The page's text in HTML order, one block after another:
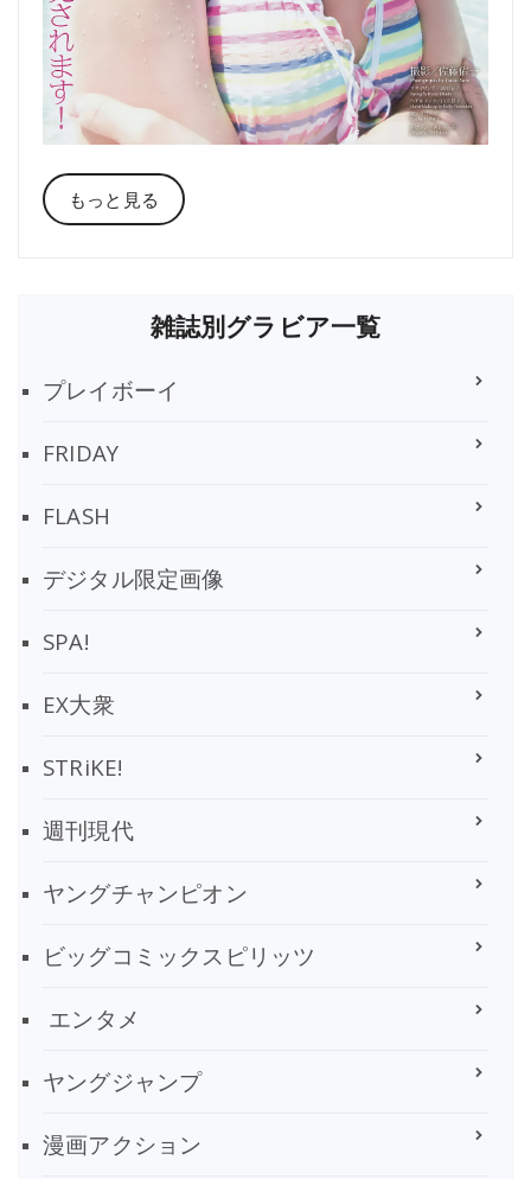
もっと見る
雑誌別グラビア一覧
プレイボーイ
FRIDAY
FLASH
デジタル限定画像
SPA!
EX大衆
STRiKE!
週刊現代
ヤングチャンピオン
ビッグコミックスピリッツ
エンタメ
ヤングジャンプ
漫画アクション